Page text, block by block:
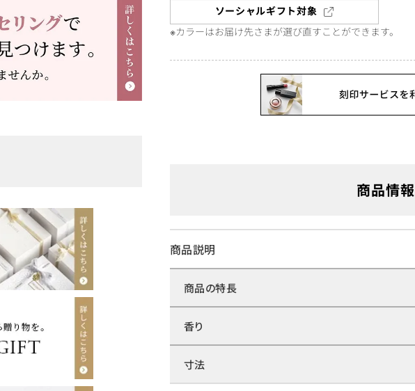
ソーシャルギフト対象
※カラーはお届け先さまが選び直すことができます。
商品情報
商品説明
商品の特長
香り
寸法